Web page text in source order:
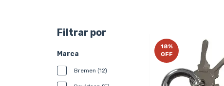
Filtrar por
Marca
Bremen (12)
18%
OFF